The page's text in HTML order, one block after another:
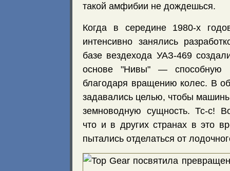
такой амфибии не дождешься.
Когда в середине 1980-х
интенсивно занялись
базе вездехода УАЗ-469
основе "Нивы" — способную
благодаря вращению колес. В
задавались целью, чтобы
земноводную сущность. Тс-с!
что и в других странах в это
пытались отделаться от